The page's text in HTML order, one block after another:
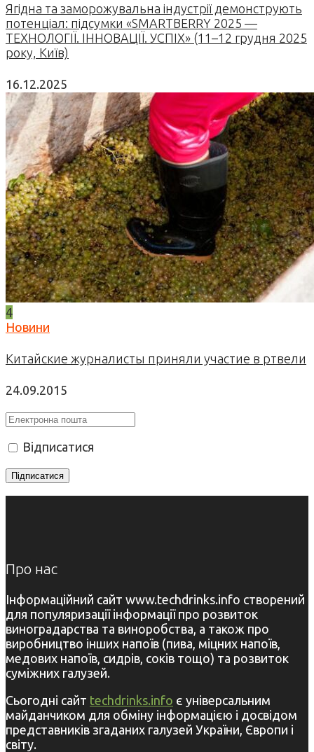
Ягідна та заморожувальна індустрії демонструють
потенціал: підсумки «SMARTBERRY 2025 —
ТЕХНОЛОГІЇ. ІННОВАЦІЇ. УСПІХ» (11–12 грудня 2025
року, Київ)
16.12.2025
4
Новини
Китайские журналисты приняли участие в ртвели
24.09.2015
Відписатися
Про нас
Інформаційний сайт www.techdrinks.info створений
для популяризації інформації про розвиток
виноградарства та виноробства, а також про
виробництво інших напоїв (пива, міцних напоїв,
медових напоїв, сидрів, соків тощо) та розвиток
суміжних галузей.
Сьогодні сайт techdrinks.info є універсальним
майданчиком для обміну інформацією і досвідом
представників згаданих галузей України, Європи і
світу.